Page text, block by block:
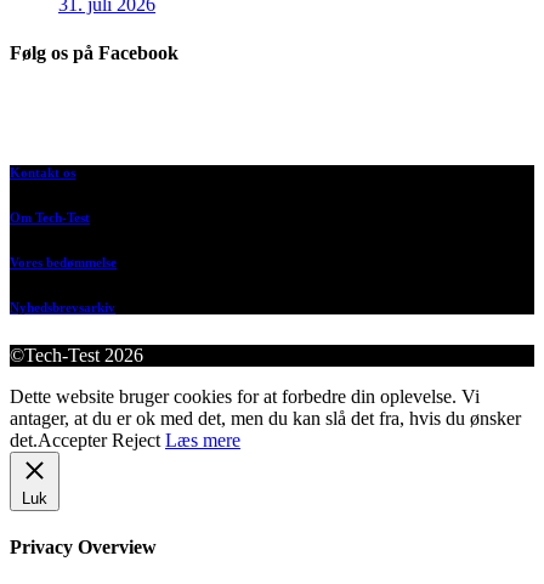
31. juli 2026
Følg os på Facebook
Kontakt os
Om Tech-Test
Vores bedømmelse
Nyhedsbrevsarkiv
©Tech-Test 2026
Dette website bruger cookies for at forbedre din oplevelse. Vi
antager, at du er ok med det, men du kan slå det fra, hvis du ønsker
det.Accepter Reject Læs mere
Luk
Privacy Overview